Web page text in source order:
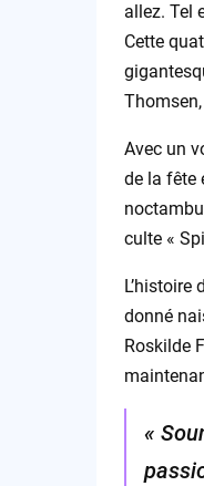
allez. Tel
Cette
Avec un
de la fête
culte «
donné
Roskilde
«